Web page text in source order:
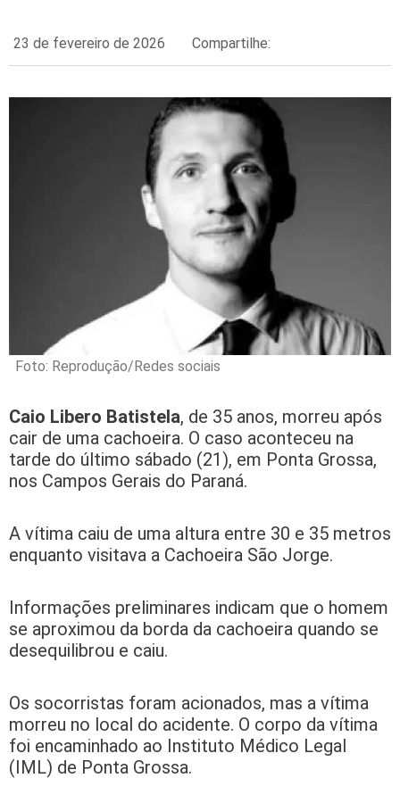
23 de fevereiro de 2026 Compartilhe:
Foto: Reprodução/Redes sociais
Caio Libero Batistela, de 35 anos, morreu após
cair de uma cachoeira. O caso aconteceu na
tarde do último sábado (21), em Ponta Grossa,
nos Campos Gerais do Paraná.
A vítima caiu de uma altura entre 30 e 35 metros
enquanto visitava a Cachoeira São Jorge.
Informações preliminares indicam que o homem
se aproximou da borda da cachoeira quando se
desequilibrou e caiu.
Os socorristas foram acionados, mas a vítima
morreu no local do acidente. O corpo da vítima
foi encaminhado ao Instituto Médico Legal
(IML) de Ponta Grossa.